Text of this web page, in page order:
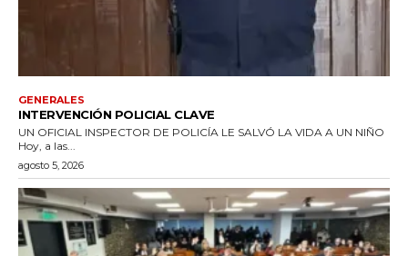
GENERALES
INTERVENCIÓN POLICIAL CLAVE
UN OFICIAL INSPECTOR DE POLICÍA LE SALVÓ LA VIDA A UN NIÑO
Hoy, a las...
agosto 5, 2026